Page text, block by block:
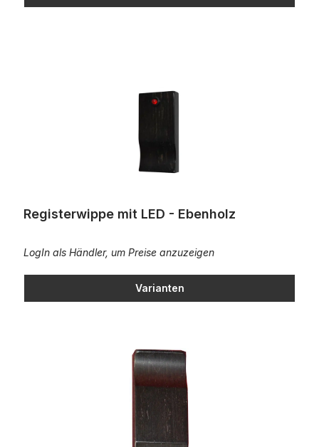
Registerwippe mit LED - Ebenholz
LogIn als Händler, um Preise anzuzeigen
Varianten